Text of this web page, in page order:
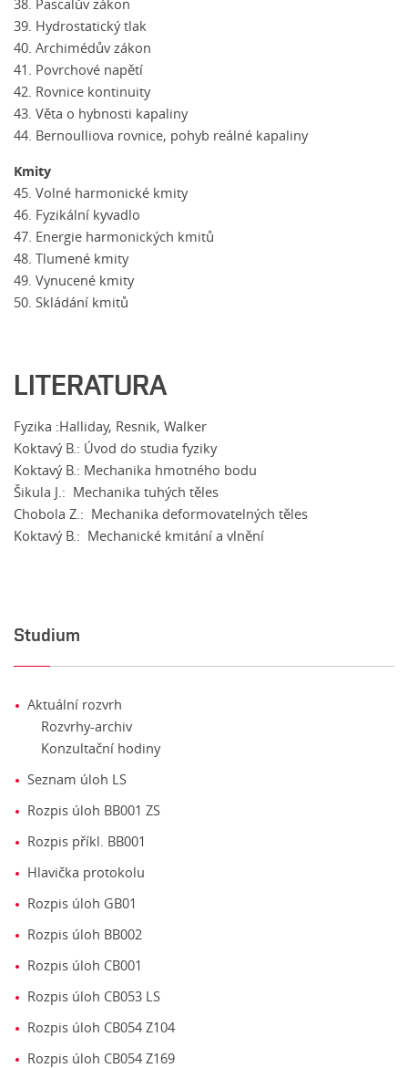
38. Pascalův zákon
39. Hydrostatický tlak
40. Archimédův zákon
41. Povrchové napětí
42. Rovnice kontinuity
43. Věta o hybnosti kapaliny
44. Bernoulliova rovnice, pohyb reálné kapaliny
Kmity
45. Volné harmonické kmity
46. Fyzikální kyvadlo
47. Energie harmonických kmitů
48. Tlumené kmity
49. Vynucené kmity
50. Skládání kmitů
LITERATURA
Fyzika :Halliday, Resnik, Walker
Koktavý B.: Úvod do studia fyziky
Koktavý B.: Mechanika hmotného bodu
Šikula J.: Mechanika tuhých těles
Chobola Z.: Mechanika deformovatelných těles
Koktavý B.: Mechanické kmitání a vlnění
Studium
Aktuální rozvrh
Rozvrhy-archiv
Konzultační hodiny
Seznam úloh LS
Rozpis úloh BB001 ZS
Rozpis příkl. BB001
Hlavička protokolu
Rozpis úloh GB01
Rozpis úloh BB002
Rozpis úloh CB001
Rozpis úloh CB053 LS
Rozpis úloh CB054 Z104
Rozpis úloh CB054 Z169